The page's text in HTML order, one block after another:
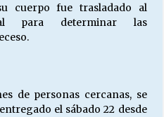
cuerpo fue trasladado al
para determinar las
de personas cercanas, se
el sábado 22 desde